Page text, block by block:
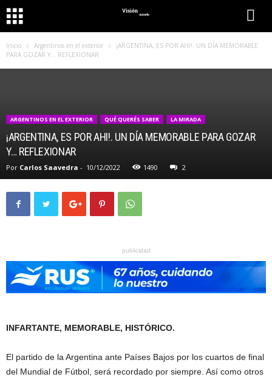
Inicio Argentinos en el exterior
¡ARGENTINA, ES POR AHI!. UN DÍA MEMORABLE
PARA GOZAR Y… REFLEXIONAR
ARGENTINOS EN EL EXTERIOR QUÉ QUERÉS SABER LA MIRADA
¡ARGENTINA, ES POR AHI!. UN DÍA MEMORABLE PARA GOZAR
Y… REFLEXIONAR
Por Carlos Saavedra - 10/12/2022 1490 2
publicidad
INFARTANTE, MEMORABLE, HISTÓRICO.
El partido de la Argentina ante Países Bajos por los cuartos de final
del Mundial de Fútbol, será recordado por siempre. Así como otros